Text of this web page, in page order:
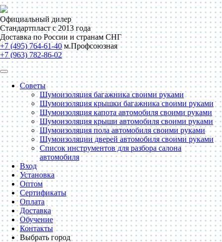
Официальный дилер
Стандартпласт с 2013 года
Доставка по России и странам СНГ
+7 (495) 764-61-40 м.Профсоюзная
+7 (963) 782-86-02
Советы
Шумоизоляция багажника своими руками
Шумоизоляция крышки багажника своими руками
Шумоизоляция капота автомобиля своими руками
Шумоизоляция крыши автомобиля своими руками
Шумоизоляция пола автомобиля своими руками
Шумоизоляции дверей автомобиля своими руками
Список инструментов для разбора салона
автомобиля
Вход
Установка
Оптом
Сертификаты
Оплата
Доставка
Обучение
Контакты
Выбрать город